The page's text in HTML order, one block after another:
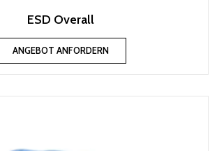
ESD Overall
ANGEBOT ANFORDERN